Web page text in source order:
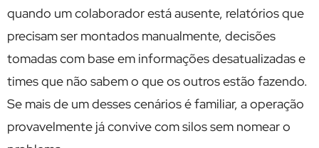
quando um colaborador está ausente, relatórios que
precisam ser montados manualmente, decisões
tomadas com base em informações desatualizadas e
times que não sabem o que os outros estão fazendo.
Se mais de um desses cenários é familiar, a operação
provavelmente já convive com silos sem nomear o